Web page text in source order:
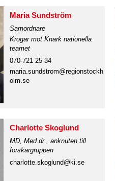
Maria Sundström
Samordnare
Krogar mot Knark nationella
teamet
070-721 25 34
maria.sundstrom@regionstockh
olm.se
Charlotte Skoglund
MD, Med.dr., anknuten till
forskargruppen
charlotte.skoglund@ki.se